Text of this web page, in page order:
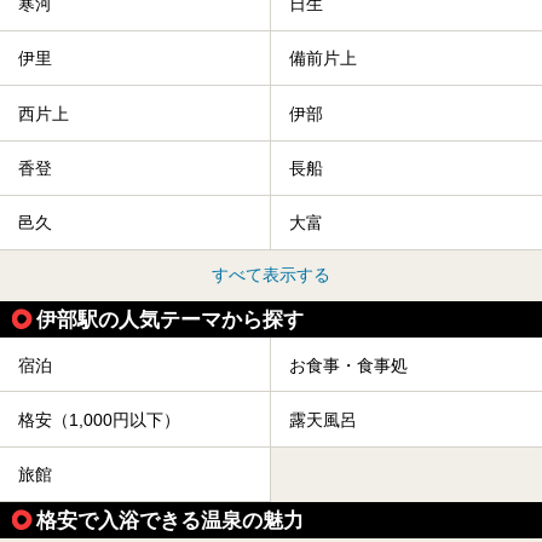
寒河 日生
伊里 備前片上
西片上 伊部
香登 長船
邑久 大富
すべて表示する
伊部駅の人気テーマから探す
宿泊 お食事・食事処
格安（1,000円以下） 露天風呂
旅館
格安で入浴できる温泉の魅力